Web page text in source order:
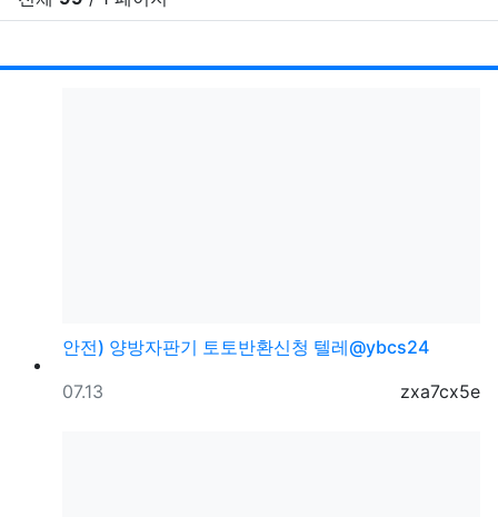
안전) 양방자판기 토토반환신청 텔레@ybcs24
등록자
zxa7cx5e
등록일
07.13